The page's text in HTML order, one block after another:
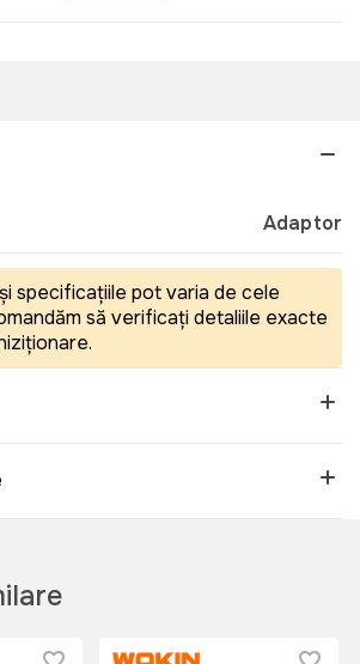
Adaptor
specificațiile pot varia de cele
să verificați detaliile exacte